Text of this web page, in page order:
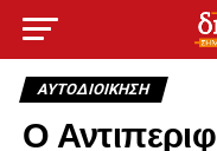
ΑΥΤΟΔΙΟΊΚΗΣΗ
Ο